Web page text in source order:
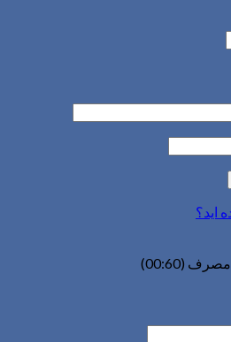
اید؟
مصرف (00:
60
)